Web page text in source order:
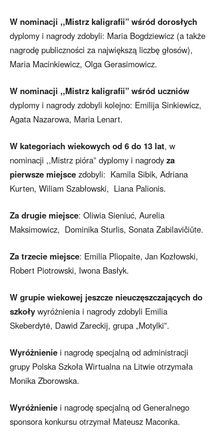
W nominacji ,,Mistrz kaligrafii” wśród dorosłych
dyplomy i nagrody zdobyli: Maria Bogdziewicz (a także
nagrodę publiczności za największą liczbę głosów),
Maria Macinkiewicz, Olga Gerasimowicz.
W nominacji ,,Mistrz kaligrafii” wśród uczniów
dyplomy i nagrody zdobyli kolejno: Emilija Sinkiewicz,
Agata Nazarowa, Maria Lenart.
W kategoriach wiekowych od 6 do 13 lat, w
nominacji ,,Mistrz pióra” dyplomy i nagrody za
pierwsze miejsce zdobyli: Kamila Sibik, Adriana
Kurten, Wiliam Szabłowski, Liana Palionis.
Za drugie miejsce: Oliwia Sieniuć, Aurelia
Maksimowicz, Dominika Sturlis, Sonata Zabilavičiūte.
Za trzecie miejsce: Emilia Pliopaite, Jan Kozłowski,
Robert Piotrowski, Iwona Basłyk.
W grupie wiekowej jeszcze nieuczęszczających do
szkoły wyróżnienia i nagrody zdobyli Emilia
Skeberdytė, Dawid Zareckij, grupa „Motylki”.
Wyróżnienie i nagrodę specjalną od administracji
grupy Polska Szkoła Wirtualna na Litwie otrzymała
Monika Zborowska.
Wyróżnienie i nagrodę specjalną od Generalnego
sponsora konkursu otrzymał Mateusz Maconka.